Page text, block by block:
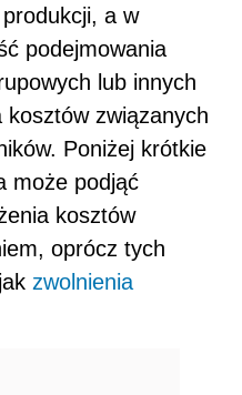
a w
podejmowania
lub innych
kosztów związanych
Poniżej krótkie
może podjąć
kosztów
oprócz tych
zwolnienia